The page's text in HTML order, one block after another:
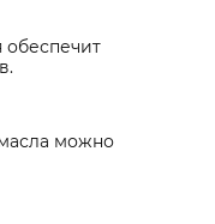
обеспечит
можно